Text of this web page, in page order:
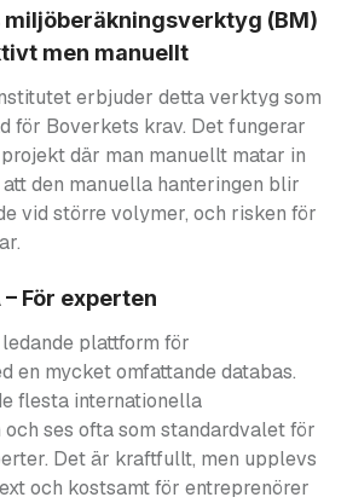
miljöberäkningsverktyg (BM)
men manuellt
erbjuder detta verktyg som
för Boverkets krav. Det fungerar
där man manuellt matar in
den manuella hanteringen blir
vid större volymer, och risken för
– För experten
plattform för
en mycket omfattande databas.
flesta internationella
ses ofta som standardvalet för
Det är kraftfullt, men upplevs
och kostsamt för entreprenörer